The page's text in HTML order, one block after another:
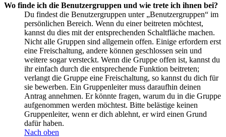
Wo finde ich die Benutzergruppen und wie trete ich ihnen bei?
Du findest die Benutzergruppen unter „Benutzergruppen“ im
persönlichen Bereich. Wenn du einer beitreten möchtest,
kannst du dies mit der entsprechenden Schaltfläche machen.
Nicht alle Gruppen sind allgemein offen. Einige erfordern erst
eine Freischaltung, andere können geschlossen sein und
weitere sogar versteckt. Wenn die Gruppe offen ist, kannst du
ihr einfach durch die entsprechende Funktion beitreten;
verlangt die Gruppe eine Freischaltung, so kannst du dich für
sie bewerben. Ein Gruppenleiter muss daraufhin deinen
Antrag annehmen. Er könnte fragen, warum du in die Gruppe
aufgenommen werden möchtest. Bitte belästige keinen
Gruppenleiter, wenn er dich ablehnt, er wird einen Grund
dafür haben.
Nach oben